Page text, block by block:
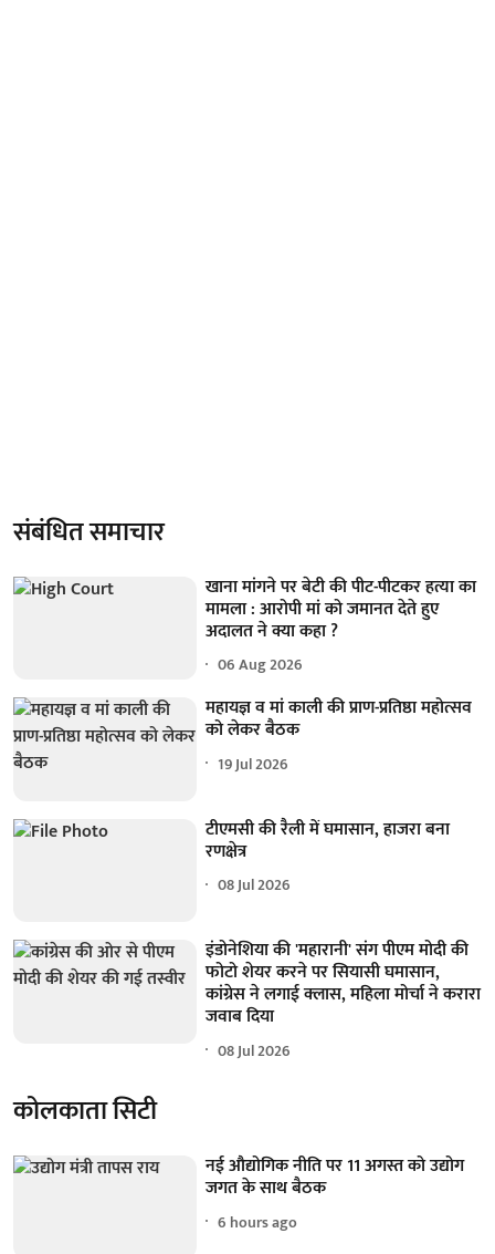
संबंधित समाचार
खाना मांगने पर बेटी की पीट-पीटकर हत्या का
मामला : आरोपी मां को जमानत देते हुए
अदालत ने क्या कहा ?
06 Aug 2026
महायज्ञ व मां काली की प्राण-प्रतिष्ठा महोत्सव
को लेकर बैठक
19 Jul 2026
टीएमसी की रैली में घमासान, हाजरा बना
रणक्षेत्र
08 Jul 2026
इंडोनेशिया की 'महारानी' संग पीएम मोदी की
फोटो शेयर करने पर सियासी घमासान,
कांग्रेस ने लगाई क्लास, महिला मोर्चा ने करारा
जवाब दिया
08 Jul 2026
कोलकाता सिटी
नई औद्योगिक नीति पर 11 अगस्त को उद्योग
जगत के साथ बैठक
6 hours ago